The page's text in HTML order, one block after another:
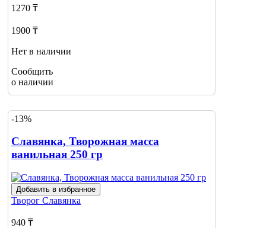
1270 ₸
1900 ₸
Нет в наличии
Сообщить
о наличии
-13%
Славянка, Творожная масса
ванильная 250 гр
Добавить в избранное
Творог Славянка
940 ₸